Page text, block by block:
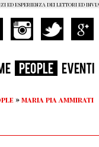
PEOPLE EVENTI
»maria pia ammirati
esperienza dei lettori ed